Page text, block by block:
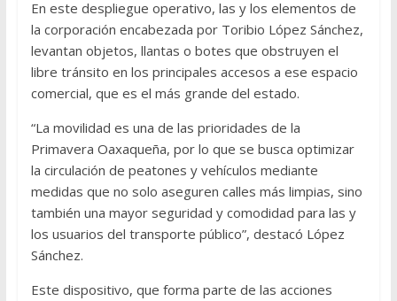
En este despliegue operativo, las y los elementos de
la corporación encabezada por Toribio López Sánchez,
levantan objetos, llantas o botes que obstruyen el
libre tránsito en los principales accesos a ese espacio
comercial, que es el más grande del estado.
“La movilidad es una de las prioridades de la
Primavera Oaxaqueña, por lo que se busca optimizar
la circulación de peatones y vehículos mediante
medidas que no solo aseguren calles más limpias, sino
también una mayor seguridad y comodidad para las y
los usuarios del transporte público”, destacó López
Sánchez.
Este dispositivo, que forma parte de las acciones